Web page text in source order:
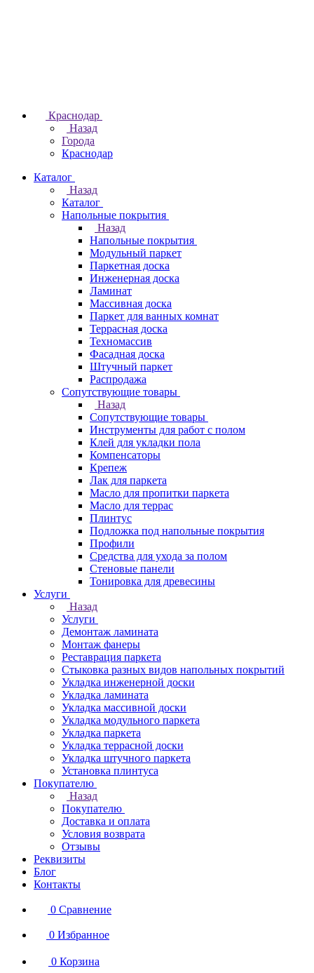
Краснодар
Назад
Города
Краснодар
Каталог
Назад
Каталог
Напольные покрытия
Назад
Напольные покрытия
Модульный паркет
Паркетная доска
Инженерная доска
Ламинат
Массивная доска
Паркет для ванных комнат
Террасная доска
Техномассив
Фасадная доска
Штучный паркет
Распродажа
Сопутствующие товары
Назад
Сопутствующие товары
Инструменты для работ с полом
Клей для укладки пола
Компенсаторы
Крепеж
Лак для паркета
Масло для пропитки паркета
Масло для террас
Плинтус
Подложка под напольные покрытия
Профили
Средства для ухода за полом
Стеновые панели
Тонировка для древесины
Услуги
Назад
Услуги
Демонтаж ламината
Монтаж фанеры
Реставрация паркета
Стыковка разных видов напольных покрытий
Укладка инженерной доски
Укладка ламината
Укладка массивной доски
Укладка модульного паркета
Укладка паркета
Укладка террасной доски
Укладка штучного паркета
Установка плинтуса
Покупателю
Назад
Покупателю
Доставка и оплата
Условия возврата
Отзывы
Реквизиты
Блог
Контакты
0 Сравнение
0 Избранное
0 Корзина